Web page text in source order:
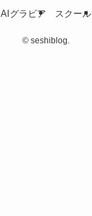
AIグラビア スクール
© seshiblog.